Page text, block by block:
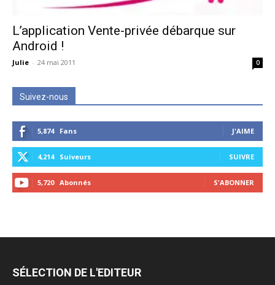
L’application Vente-privée débarque sur
Android !
Julie - 24 mai 2011 0
Suivez-nous
5,874 Fans J'AIME
4,214 Suiveurs SUIVRE
5,720 Abonnés S'ABONNER
SÉLECTION DE L'EDITEUR